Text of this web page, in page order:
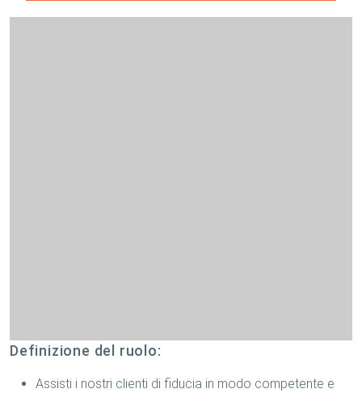
Definizione del ruolo:
Assisti i nostri clienti di fiducia in modo competente e